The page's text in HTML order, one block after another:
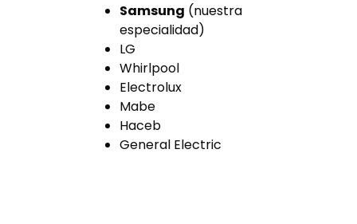
Samsung (nuestra
especialidad)
LG
Whirlpool
Electrolux
Mabe
Haceb
General Electric